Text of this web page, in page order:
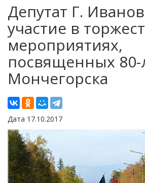
Депутат Г.
участие в
мероприятиях,
посвященных 80-
Мончегорска
Дата 17.10.2017